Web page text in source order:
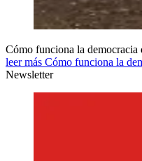
Cómo funciona la democracia
leer más Cómo funciona la
Newsletter